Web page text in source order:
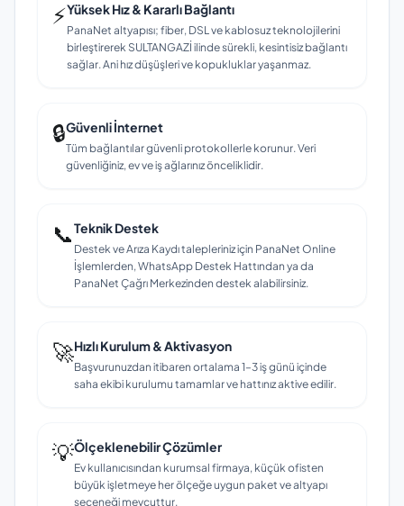
⚡Yüksek Hız & Kararlı Bağlantı
PanaNet altyapısı; fiber, DSL ve kablosuz teknolojilerini
birleştirerek SULTANGAZİ ilinde sürekli, kesintisiz bağlantı
sağlar. Ani hız düşüşleri ve kopukluklar yaşanmaz.
🔒Güvenli İnternet
Tüm bağlantılar güvenli protokollerle korunur. Veri
güvenliğiniz, ev ve iş ağlarınız önceliklidir.
📞Teknik Destek
Destek ve Arıza Kaydı talepleriniz için PanaNet Online
İşlemlerden, WhatsApp Destek Hattından ya da
PanaNet Çağrı Merkezinden destek alabilirsiniz.
🚀Hızlı Kurulum & Aktivasyon
Başvurunuzdan itibaren ortalama 1–3 iş günü içinde
saha ekibi kurulumu tamamlar ve hattınız aktive edilir.
💡Ölçeklenebilir Çözümler
Ev kullanıcısından kurumsal firmaya, küçük ofisten
büyük işletmeye her ölçeğe uygun paket ve altyapı
seçeneği mevcuttur.